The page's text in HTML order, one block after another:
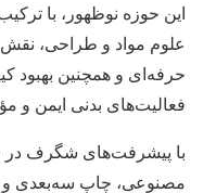
این حوزه نوظهور، با
علوم مواد و طراحی،
حرفه‌ای و همچنین بهبود
فعالیت‌های بدنی ایمن و
با پیشرفت‌های شگرف در
مصنوعی، چاپ سه‌بعدی و